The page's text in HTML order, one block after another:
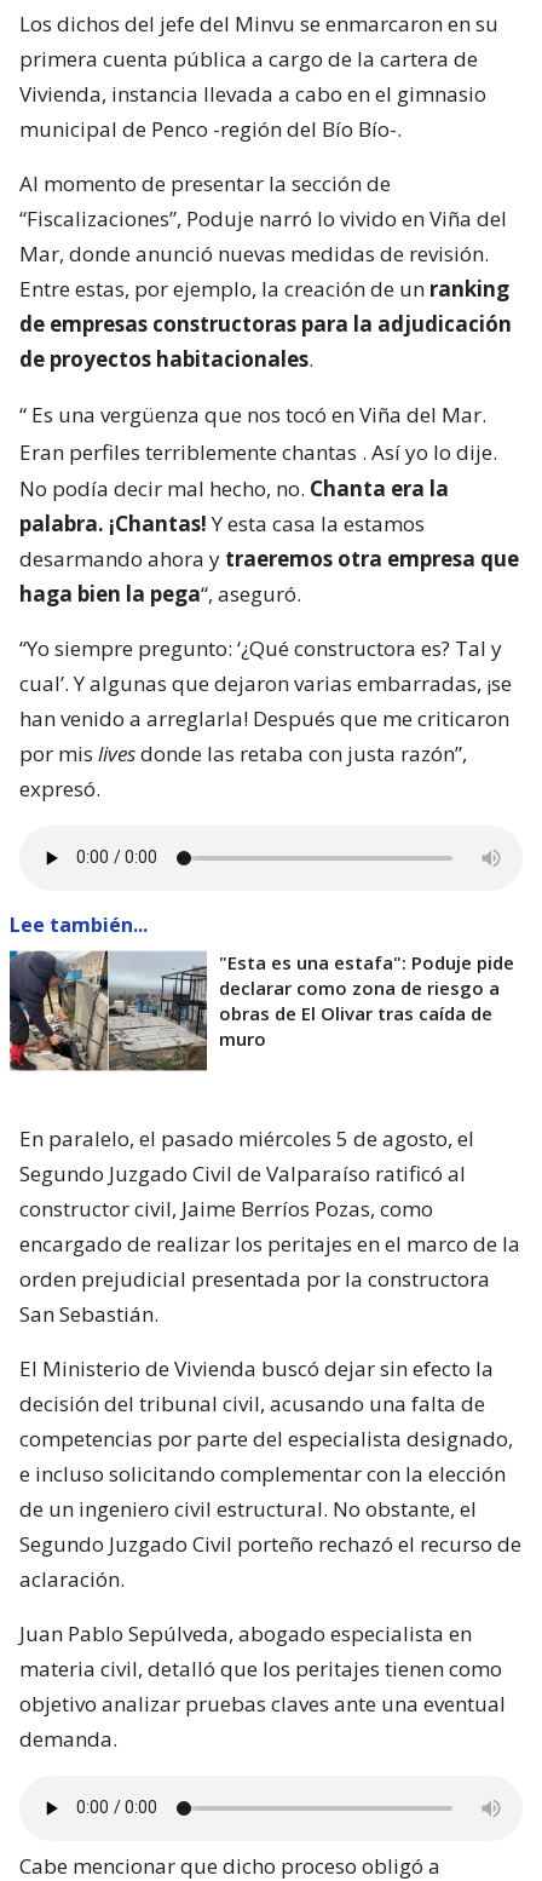
Los dichos del jefe del Minvu se enmarcaron en su
primera cuenta pública a cargo de la cartera de
Vivienda, instancia llevada a cabo en el gimnasio
municipal de Penco -región del Bío Bío-.
Al momento de presentar la sección de
“Fiscalizaciones”, Poduje narró lo vivido en Viña del
Mar, donde anunció nuevas medidas de revisión.
Entre estas, por ejemplo, la creación de un ranking
de empresas constructoras para la adjudicación
de proyectos habitacionales.
“ Es una vergüenza que nos tocó en Viña del Mar.
Eran perfiles terriblemente chantas . Así yo lo dije.
No podía decir mal hecho, no. Chanta era la
palabra. ¡Chantas!Y esta casa la estamos
desarmando ahora y traeremos otra empresa que
haga bien la pega“, aseguró.
“Yo siempre pregunto: ‘¿Qué constructora es? Tal y
cual’. Y algunas que dejaron varias embarradas, ¡se
han venido a arreglarla! Después que me criticaron
por mis livesdonde las retaba con justa razón”,
expresó.
Lee también...
"Esta es una estafa": Poduje pide
declarar como zona de riesgo a
obras de El Olivar tras caída de
muro
En paralelo, el pasado miércoles 5 de agosto, el
Segundo Juzgado Civil de Valparaíso ratificó al
constructor civil, Jaime Berríos Pozas, como
encargado de realizar los peritajes en el marco de la
orden prejudicial presentada por la constructora
San Sebastián.
El Ministerio de Vivienda buscó dejar sin efecto la
decisión del tribunal civil, acusando una falta de
competencias por parte del especialista designado,
e incluso solicitando complementar con la elección
de un ingeniero civil estructural. No obstante, el
Segundo Juzgado Civil porteño rechazó el recurso de
aclaración.
Juan Pablo Sepúlveda, abogado especialista en
materia civil, detalló que los peritajes tienen como
objetivo analizar pruebas claves ante una eventual
demanda.
Cabe mencionar que dicho proceso obligó a